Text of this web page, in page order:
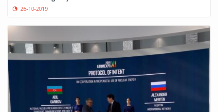
26-10-2019